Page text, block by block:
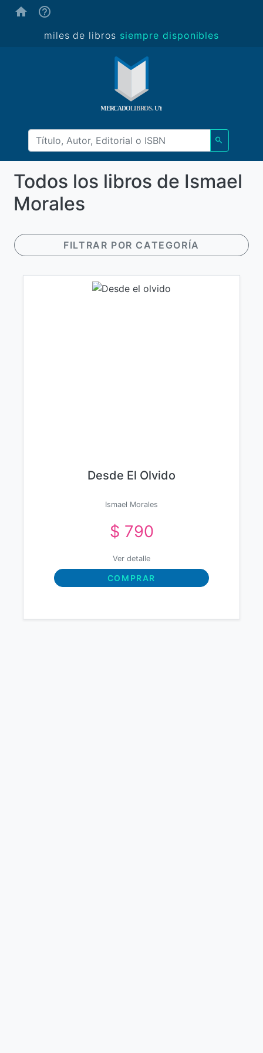
miles de libros siempre disponibles
Todos los libros de Ismael
Morales
FILTRAR POR CATEGORÍA
Desde El Olvido
Ismael Morales
$ 790
Ver detalle
COMPRAR